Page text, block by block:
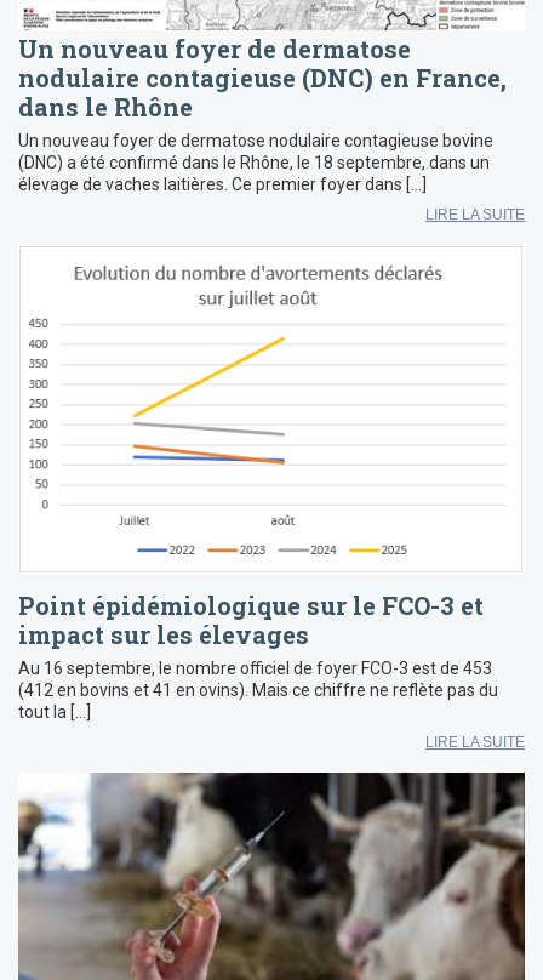
Un nouveau foyer de dermatose
nodulaire contagieuse (DNC) en France,
dans le Rhône
Un nouveau foyer de dermatose nodulaire contagieuse bovine
(DNC) a été confirmé dans le Rhône, le 18 septembre, dans un
élevage de vaches laitières. Ce premier foyer dans […]
LIRE LA SUITE
Point épidémiologique sur le FCO-3 et
impact sur les élevages
Au 16 septembre, le nombre officiel de foyer FCO-3 est de 453
(412 en bovins et 41 en ovins). Mais ce chiffre ne reflète pas du
tout la […]
LIRE LA SUITE